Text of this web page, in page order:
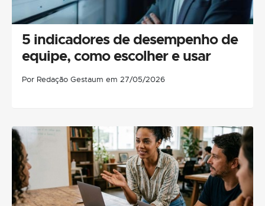
5 indicadores de desempenho de
equipe, como escolher e usar
Por Redação Gestaum em 27/05/2026